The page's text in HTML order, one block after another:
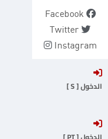
content
Facebook
Twitter
Instagram
الدخول [ S ]